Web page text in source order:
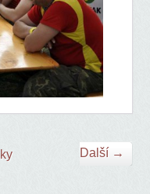
Další →